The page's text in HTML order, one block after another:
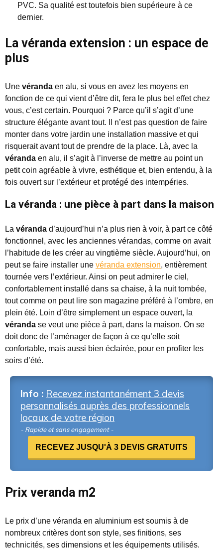
PVC. Sa qualité est toutefois bien supérieure à ce
dernier.
La véranda extension : un espace de
plus
Une véranda en alu, si vous en avez les moyens en
fonction de ce qui vient d’être dit, fera le plus bel effet chez
vous, c’est certain. Pourquoi ? Parce qu’il s’agit d’une
structure élégante avant tout. Il n’est pas question de faire
monter dans votre jardin une installation massive et qui
risquerait avant tout de prendre de la place. Là, avec la
véranda en alu, il s’agit à l’inverse de mettre au point un
petit coin agréable à vivre, esthétique et, bien entendu, à la
fois ouvert sur l’extérieur et protégé des intempéries.
La véranda : une pièce à part dans la maison
La véranda d’aujourd’hui n’a plus rien à voir, à part ce côté
fonctionnel, avec les anciennes vérandas, comme on avait
l’habitude de les créer au vingtième siècle. Aujourd’hui, on
peut se faire installer une véranda extension, entièrement
tournée vers l’extérieur. Ainsi on peut admirer le ciel,
confortablement installé dans sa chaise, à la nuit tombée,
tout comme on peut lire son magazine préféré à l’ombre, en
plein été. Loin d’être simplement un espace ouvert, la
véranda se veut une pièce à part, dans la maison. On se
doit donc de l’aménager de façon à ce qu’elle soit
confortable, mais aussi bien éclairée, pour en profiter les
soirs d’été.
Info : Recevez instantanément 3 devis
personnalisés auprès des professionnels
locaux de votre région
- Rapide et sans engagement -
RECEVEZ JUSQU'À 3 DEVIS GRATUITS
Prix veranda m2
Le prix d’une véranda en aluminium est soumis à de
nombreux critères dont son style, ses finitions, ses
technicités, ses dimensions et les équipements utilisés.